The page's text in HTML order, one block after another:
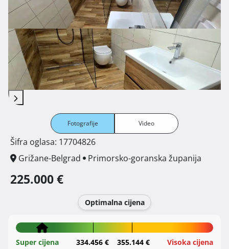
Fotografije Video
Šifra oglasa: 17704826
Grižane-Belgrad
Primorsko-goranska županija
225.000 €
Optimalna cijena
Super cijena 334.456 € 355.144 € Visoka cijena